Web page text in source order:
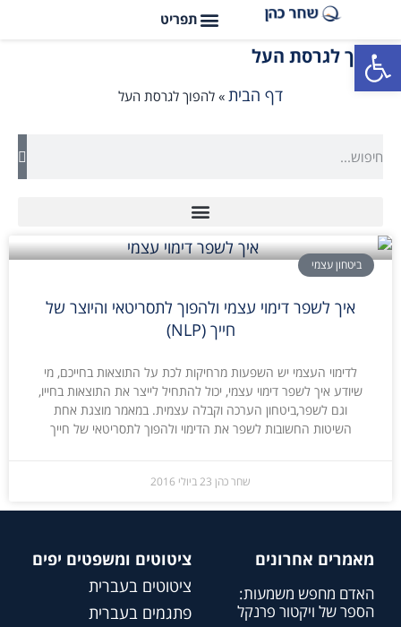
פתח סרגל נגישות
להפוך לגרסת העל
דף הבית » להפוך לגרסת העל
ביטחון עצמי
איך לשפר דימוי עצמי ולהפוך לתסריטאי והיוצר של
חייך (NLP)
לדימוי העצמי יש השפעות מרחיקות לכת על התוצאות בחייכם, מי
שיודע איך לשפר דימוי עצמי, יכול להתחיל לייצר את התוצאות בחייו,
וגם לשפר,ביטחון הערכה וקבלה עצמית. במאמר מוצגת אחת
השיטות החשובות לשפר את הדימוי ולהפוך לתסריטאי של חייך
שחר כהן 23 ביולי 2016
מאמרים אחרונים
האדם מחפש משמעות:
הספר של ויקטור פרנקל
ציטוטים ומשפטים יפים
ציטוטים בעברית
פתגמים בעברית